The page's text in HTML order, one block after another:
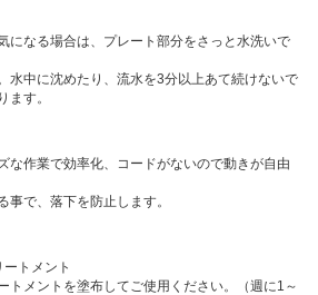
になる場合は、プレート部分をさっと水洗いで
水中に沈めたり、流水を3分以上あて続けないで
ます。
な作業で効率化、コードがないので動きが自由
事で、落下を防止します。
トメント
トメントを塗布してご使用ください。（週に1～